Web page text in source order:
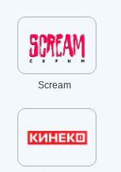
Scream